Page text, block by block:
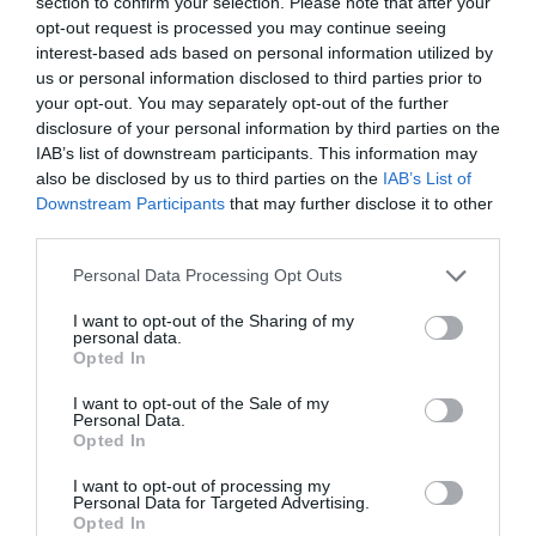
opt-out request is processed you may continue seeing
interest-based ads based on personal information utilized by
us or personal information disclosed to third parties prior to
your opt-out. You may separately opt-out of the further
disclosure of your personal information by third parties on the
IAB’s list of downstream participants. This information may
also be disclosed by us to third parties on the IAB’s List of
Downstream Participants that may further disclose it to other
Personal Data Processing Opt Outs
I want to opt-out of the Sharing of my
personal data.
Opted In
I want to opt-out of the Sale of my
Personal Data.
Opted In
I want to opt-out of processing my
Personal Data for Targeted Advertising.
Opted In
-Βραβεία Ανδρικής και Γυναικείας Ερμηνείας.
Tο 28ο Διεθνές Φεστιβάλ Κινηματογράφου της Αθήνας
Νύχτες Πρεμιέρας εξελίσσει τη συνεργασία του με το
ONASSIS CULTUREκαι εγκαινιάζει στο Διαγωνιστικό
Τμήμα ελληνικών ταινιών Μικρού Μήκους, το Onassis
Award. Το βραβείο συνοδεύεται από χρηματικό έπαθλο
την ανάπτυξη του σεναρίου της μικρού ή μεγάλου
μήκους ταινίας του/της.
Πρόκειται για βραβείο ανάπτυξης (development), με την
έννοια ότι προσφέρεται μεν ως επιβράβευση μιας
συγκεκριμένης ταινίας αλλά θεωρείται μία οικονομική
ενίσχυση του επόμενου έργου του/της σκηνοθέτη/-
ίδας (δικής του/της επιλογής), και έχει ανταποδοτικό
χαρακτήρα κατά τα πρότυπα των διεθνών και εγχώριων